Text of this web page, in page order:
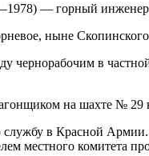
— горный инженер,
ныне
чернорабочим в
на шахте №
в Красной
местного комитета